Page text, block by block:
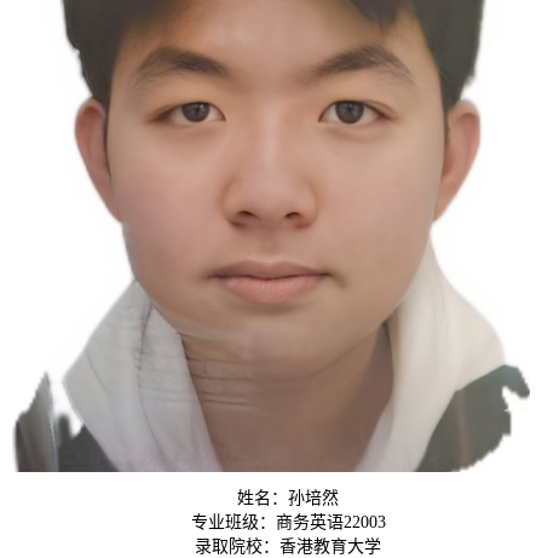
姓名：孙培然
专业班级：商务英语22003
录取院校：香港教育大学